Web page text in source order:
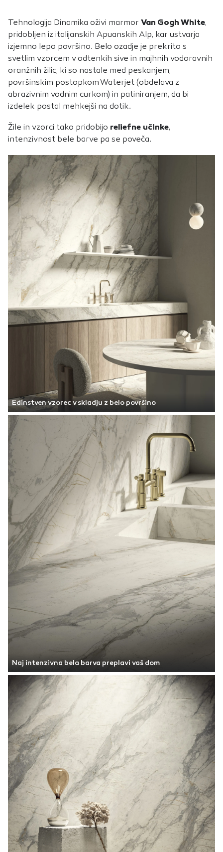
Tehnologija Dinamika oživi marmor Van Gogh White,
pridobljen iz italijanskih Apuanskih Alp, kar ustvarja
izjemno lepo površino. Belo ozadje je prekrito s
svetlim vzorcem v odtenkih sive in majhnih vodoravnih
oranžnih žilic, ki so nastale med peskanjem,
površinskim postopkom Waterjet (obdelava z
abrazivnim vodnim curkom) in patiniranjem, da bi
izdelek postal mehkejši na dotik.
Žile in vzorci tako pridobijo reliefne učinke,
intenzivnost bele barve pa se poveča.
Edinstven vzorec v skladju z belo površino
Naj intenzivna bela barva preplavi vaš dom